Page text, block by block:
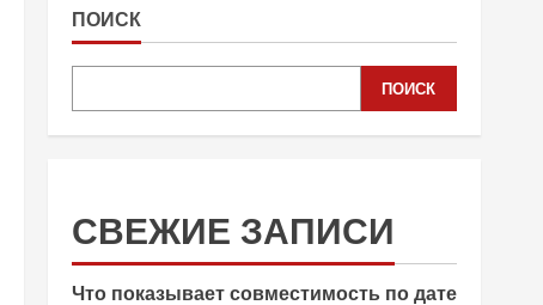
ПОИСК
ПОИСК
СВЕЖИЕ ЗАПИСИ
Что показывает совместимость по дате